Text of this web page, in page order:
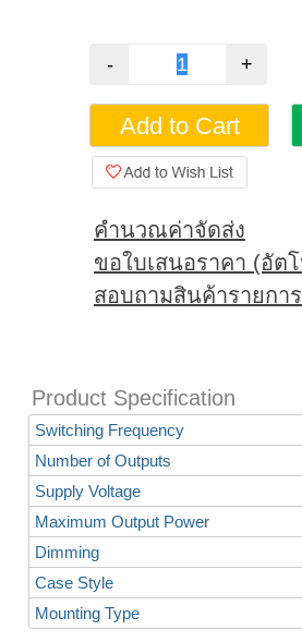
คำนวณค่าจัดส่ง
ขอใบเสนอราคา (อัต
สอบถามสินค้ารายกา
Product Specification
Switching Frequency
Number of Outputs
Supply Voltage
Maximum Output Power
Dimming
Case Style
Mounting Type